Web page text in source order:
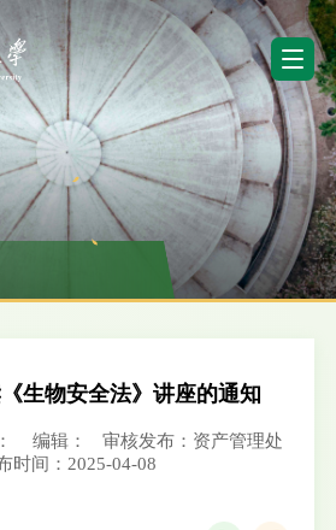
生物安全法》讲座的通知
编辑：
审核发布：资产管理处
时间：2025-04-08